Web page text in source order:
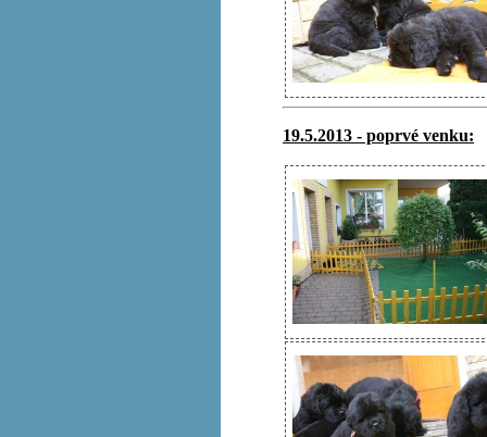
19.5.2013 - poprvé venku: